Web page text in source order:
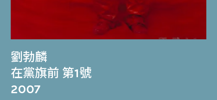
劉勃麟
在黨旗前 第1號
2007